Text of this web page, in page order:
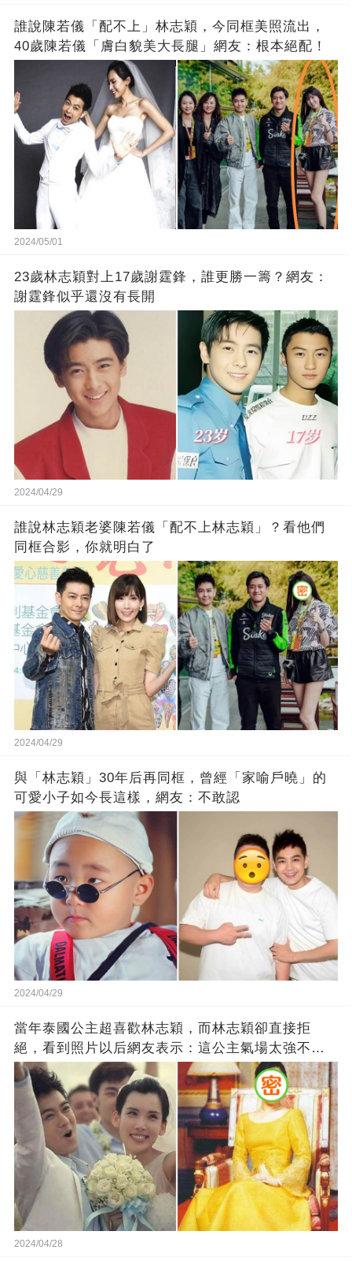
誰說陳若儀「配不上」林志穎，今同框美照流出，
40歲陳若儀「膚白貌美大長腿」網友：根本絕配！
2024/05/01
23歲林志穎對上17歲謝霆鋒，誰更勝一籌？網友：
謝霆鋒似乎還沒有長開
2024/04/29
誰說林志穎老婆陳若儀「配不上林志穎」？看他們
同框合影，你就明白了
2024/04/29
與「林志穎」30年后再同框，曾經「家喻戶曉」的
可愛小子如今長這樣，網友：不敢認
2024/04/29
當年泰國公主超喜歡林志穎，而林志穎卻直接拒
絕，看到照片以后網友表示：這公主氣場太強不好
駕馭
2024/04/28